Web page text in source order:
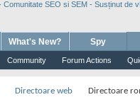
Community Forum Actions
What's New? Spy
Directoare web Directoare